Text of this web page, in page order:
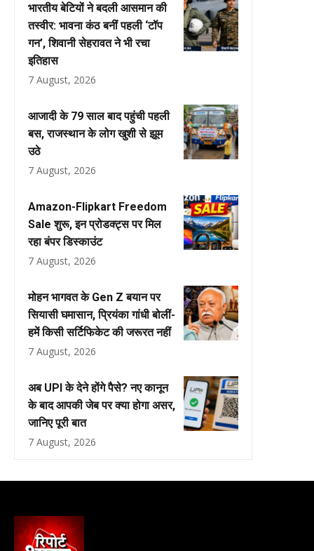
भारतीय बेटियों ने बदली आसमान की
तस्वीर: भावना कंठ बनीं पहली ‘टॉप
गन’, शिवानी सेहरावत ने भी रचा
इतिहास
7 August, 2026
आजादी के 79 साल बाद पहुंची पहली
बस, राजस्थान के लोग खुशी से झूम
उठे
7 August, 2026
Amazon-Flipkart Freedom
Sale शुरू, इन प्रोडक्ट्स पर मिल
रहा बंपर डिस्काउंट
7 August, 2026
मोहन भागवत के Gen Z बयान पर
सियासी घमासान, प्रियंका गांधी बोलीं-
हमें किसी सर्टिफिकेट की जरूरत नहीं
7 August, 2026
अब UPI के देने होंगे पैसे? नए कानून
के बाद आपकी जेब पर क्या होगा असर,
जानिए पूरी बात
7 August, 2026